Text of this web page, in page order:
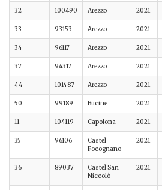
32 100490 Arezzo 2021
33 93153 Arezzo 2021
34 96117 Arezzo 2021
37 94317 Arezzo 2021
44 101487 Arezzo 2021
50 99189 Bucine 2021
11 104119 Capolona 2021
35 96106
Castel
Focognano
2021
36 89037
Castel San
Niccolò
2021